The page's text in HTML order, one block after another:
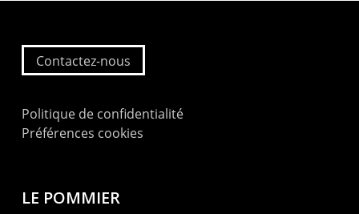
Contactez-nous
Politique de confidentialité
Préférences cookies
LE POMMIER